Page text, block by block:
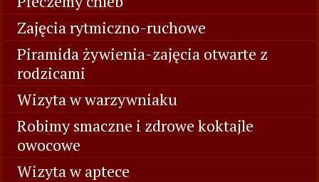
Zajęcia rytmiczno-ruchowe
Piramida żywienia-zajęcia otwarte z
rodzicami
Wizyta w warzywniaku
Robimy smaczne i zdrowe koktajle
owocowe
Wizyta w aptece